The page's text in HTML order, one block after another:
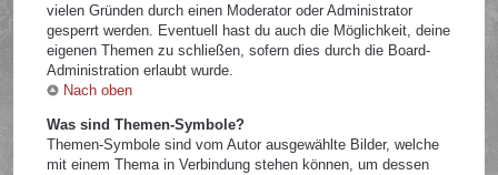
vielen Gründen durch einen Moderator oder Administrator
gesperrt werden. Eventuell hast du auch die Möglichkeit, deine
eigenen Themen zu schließen, sofern dies durch die Board-
Administration erlaubt wurde.
Nach oben
Was sind Themen-Symbole?
Themen-Symbole sind vom Autor ausgewählte Bilder, welche
mit einem Thema in Verbindung stehen können, um dessen